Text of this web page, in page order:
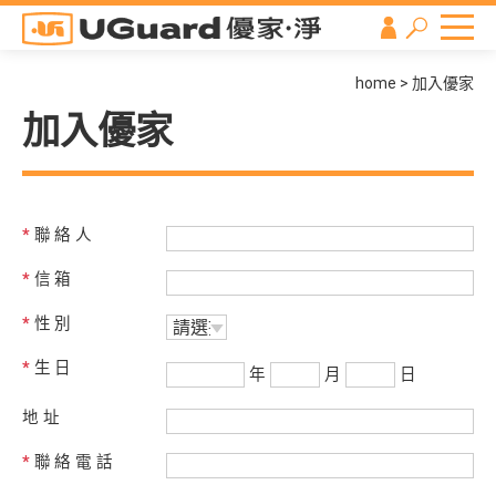
加入優家
home 加入優家
* 聯絡人
* 信箱
* 性別
* 生日 年 月 日
地址
* 聯絡電話